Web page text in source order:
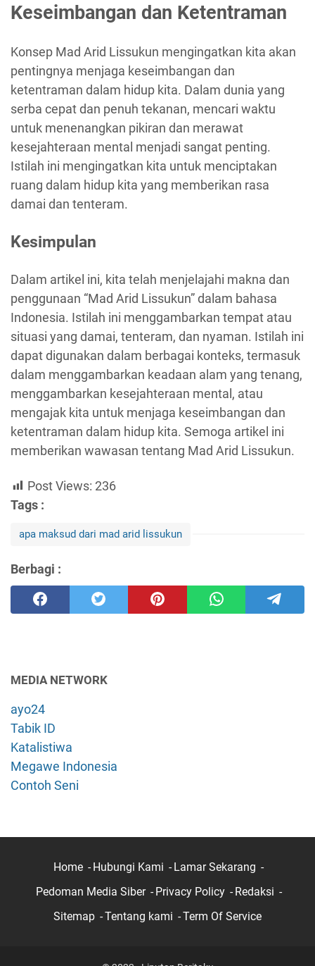
Keseimbangan dan Ketentraman
Konsep Mad Arid Lissukun mengingatkan kita akan
pentingnya menjaga keseimbangan dan
ketentraman dalam hidup kita. Dalam dunia yang
serba cepat dan penuh tekanan, mencari waktu
untuk menenangkan pikiran dan merawat
kesejahteraan mental menjadi sangat penting.
Istilah ini mengingatkan kita untuk menciptakan
ruang dalam hidup kita yang memberikan rasa
damai dan tenteram.
Kesimpulan
Dalam artikel ini, kita telah menjelajahi makna dan
penggunaan “Mad Arid Lissukun” dalam bahasa
Indonesia. Istilah ini menggambarkan tempat atau
situasi yang damai, tenteram, dan nyaman. Istilah ini
dapat digunakan dalam berbagai konteks, termasuk
dalam menggambarkan keadaan alam yang tenang,
menggambarkan kesejahteraan mental, atau
mengajak kita untuk menjaga keseimbangan dan
ketentraman dalam hidup kita. Semoga artikel ini
memberikan wawasan tentang Mad Arid Lissukun.
Post Views: 236
Tags :
apa maksud dari mad arid lissukun
Berbagi :
MEDIA NETWORK
ayo24
Tabik ID
Katalistiwa
Megawe Indonesia
Contoh Seni
Home Hubungi Kami
Lamar Sekarang
Pedoman Media Siber
Privacy Policy
Redaksi
Sitemap
Tentang kami Term Of Service